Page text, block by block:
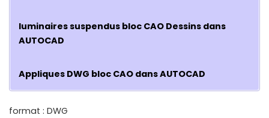
luminaires suspendus bloc CAO Dessins dans
AUTOCAD
Appliques DWG bloc CAO dans AUTOCAD
format : DWG